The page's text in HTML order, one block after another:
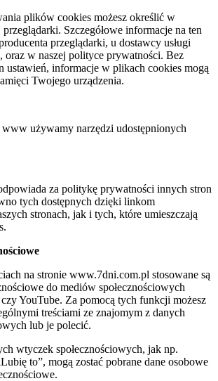
plików cookies możesz określić w
Szczegółowe informacje na ten
przeglądarki, u dostawcy usługi
oraz w naszej polityce prywatności. Bez
ustawień, informacje w plikach cookies mogą
Twojego urządzenia.
używamy narzędzi udostępnionych
za politykę prywatności innych stron
tych dostępnych dzięki linkom
stronach, jak i tych, które umieszczają
na stronie www.7dni.com.pl stosowane są
do mediów społecznościowych
YouTube. Za pomocą tych funkcji możesz
treściami ze znajomym z danych
lub je polecić.
wtyczek społecznościowych, jak np.
to”, mogą zostać pobrane dane osobowe